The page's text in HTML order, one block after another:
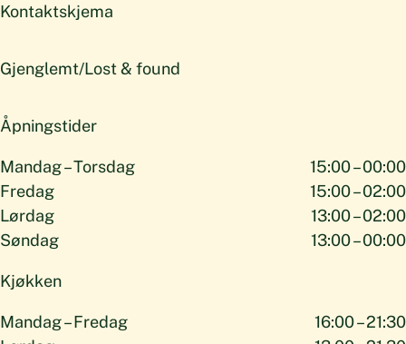
Kontaktskjema
Gjenglemt/Lost & found
Åpningstider
Mandag – Torsdag
15:00 – 00:00
Fredag
15:00 – 02:00
Lørdag
13:00 – 02:00
Søndag
13:00 – 00:00
Kjøkken
Mandag – Fredag
16:00 – 21:30